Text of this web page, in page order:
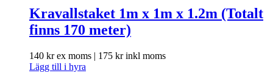
Kravallstaket 1m x 1m x 1.2m (Totalt
finns 170 meter)
140 krex moms | 175 krinkl moms
Lägg till i hyra